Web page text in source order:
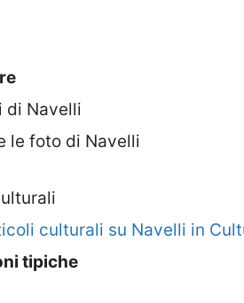
di Navelli
le foto di Navelli
culturali su Navelli in
tipiche